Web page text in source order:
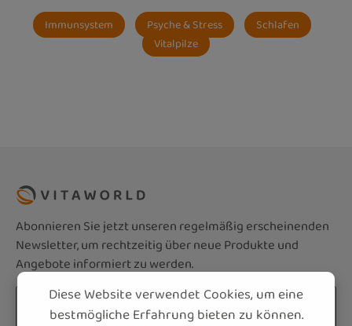
Immunsystem Psyche & Stress
Schlafen
Vitalpilze
Abonnieren Sie jetzt unseren regelmäßig erscheinenden
Newsletter, um rechtzeitig über neue Produkte und
Angebote informiert zu werden.
E-Mail-Adresse*
Diese Website verwendet Cookies, um eine
bestmögliche Erfahrung bieten zu können.